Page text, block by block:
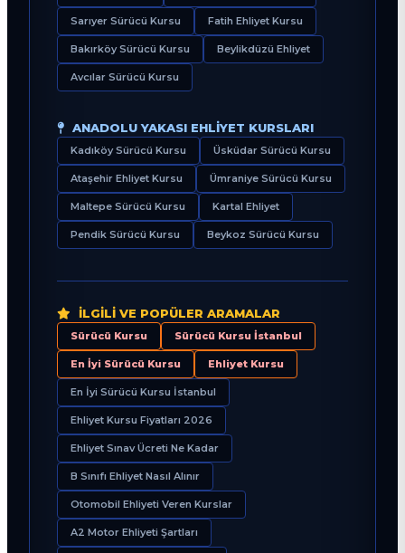
Sarıyer Sürücü Kursu Fatih Ehliyet Kursu
Bakırköy Sürücü Kursu Beylikdüzü Ehliyet
Avcılar Sürücü Kursu
ANADOLU YAKASI EHLIYET KURSLARI
Kadıköy Sürücü Kursu Üsküdar Sürücü Kursu
Ataşehir Ehliyet Kursu Ümraniye Sürücü Kursu
Maltepe Sürücü Kursu Kartal Ehliyet
Pendik Sürücü Kursu Beykoz Sürücü Kursu
İLGILI VE POPÜLER ARAMALAR
Sürücü Kursu Sürücü Kursu İstanbul
En İyi Sürücü Kursu Ehliyet Kursu
En İyi Sürücü Kursu İstanbul
Ehliyet Kursu Fiyatları 2026
Ehliyet Sınav Ücreti Ne Kadar
B Sınıfı Ehliyet Nasıl Alınır
Otomobil Ehliyeti Veren Kurslar
A2 Motor Ehliyeti Şartları